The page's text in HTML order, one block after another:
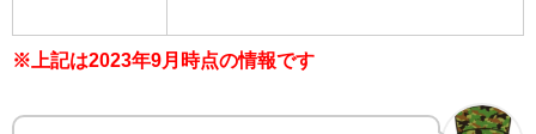
※上記は2023年9月時点の情報です